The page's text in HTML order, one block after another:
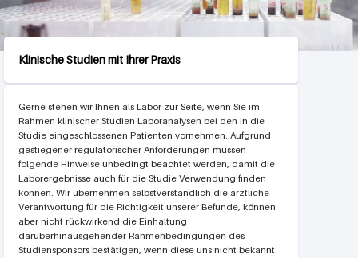
Klinische Studien mit Ihrer Praxis
Gerne stehen wir Ihnen als Labor zur Seite, wenn Sie im
Rahmen klinischer Studien Laboranalysen bei den in die
Studie eingeschlossenen Patienten vornehmen. Aufgrund
gestiegener regulatorischer Anforderungen müssen
folgende Hinweise unbedingt beachtet werden, damit die
Laborergebnisse auch für die Studie Verwendung finden
können. Wir übernehmen selbstverständlich die ärztliche
Verantwortung für die Richtigkeit unserer Befunde, können
aber nicht rückwirkend die Einhaltung
darüberhinausgehender Rahmenbedingungen des
Studiensponsors bestätigen, wenn diese uns nicht bekannt